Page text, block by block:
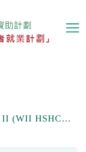
(WII HSHCA)